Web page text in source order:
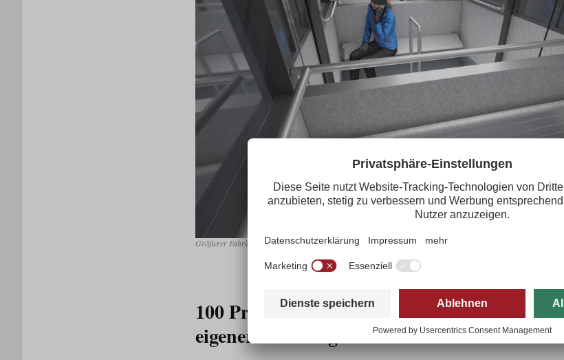
Größerer Fahrkomfort, heller, mehr Platz pro Person – der neue Gletscherexpress überzeugt mit modernsten
100 Prozent der benötigten Energie im
eigener PV-Anlage